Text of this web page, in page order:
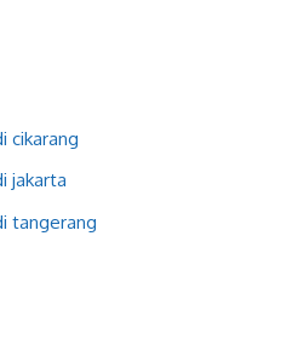
cikarang
jakarta
tangerang